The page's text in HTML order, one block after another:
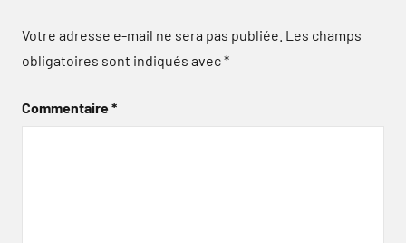
Votre adresse e-mail ne sera pas publiée. Les champs
obligatoires sont indiqués avec*
Commentaire*